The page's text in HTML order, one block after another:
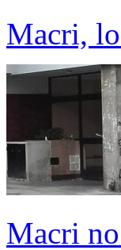
Macri,
Macri